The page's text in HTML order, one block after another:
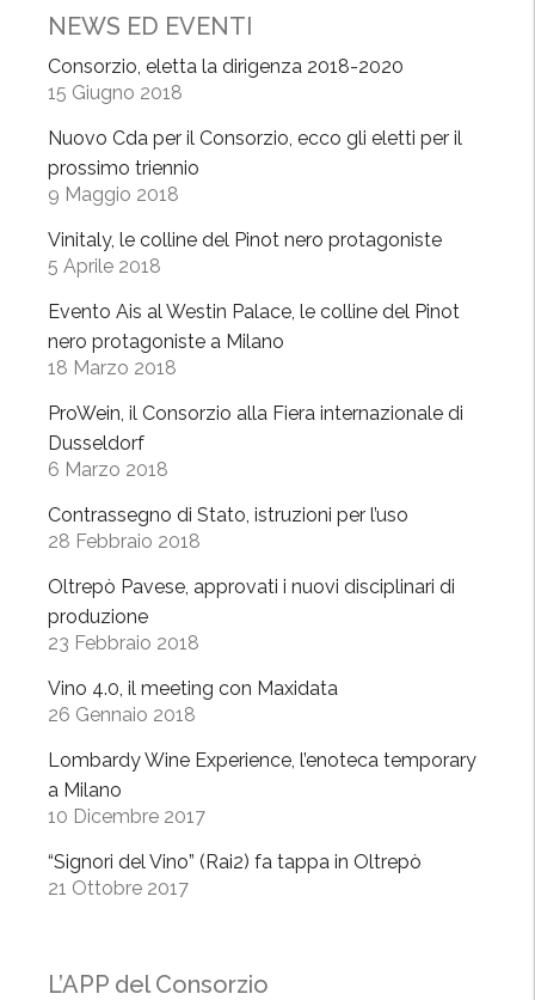
ò
i
n
o
n
t
r
a
L
g
o
:
2
5
2
6
m
a
r
a
s
g
NEWS ED EVENTI
Consorzio, eletta la dirigenza 2018-2020
15 Giugno 2018
Nuovo Cda per il Consorzio, ecco gli eletti per il
prossimo triennio
9 Maggio 2018
Vinitaly, le colline del Pinot nero protagoniste
5 Aprile 2018
Evento Ais al Westin Palace, le colline del Pinot
nero protagoniste a Milano
18 Marzo 2018
ProWein, il Consorzio alla Fiera internazionale di
Dusseldorf
6 Marzo 2018
Contrassegno di Stato, istruzioni per l’uso
28 Febbraio 2018
Oltrepò Pavese, approvati i nuovi disciplinari di
produzione
23 Febbraio 2018
Vino 4.0, il meeting con Maxidata
26 Gennaio 2018
Lombardy Wine Experience, l’enoteca temporary
a Milano
10 Dicembre 2017
“Signori del Vino” (Rai2) fa tappa in Oltrepò
21 Ottobre 2017
L’APP del Consorzio